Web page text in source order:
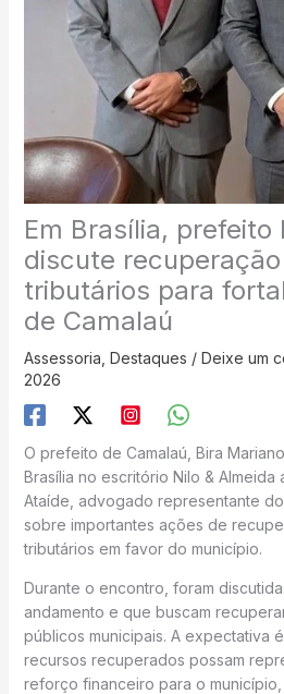
Em Brasília, prefeito
discute
tributários para
de Camalaú
Assessoria Destaques / Deixe um
2026
O prefeito de Camalaú, Bira
Brasília no escritório Nilo & Almeida
Ataíde, advogado representante
sobre importantes ações de
tributários em favor do município.
Durante o encontro, foram
andamento e que buscam
públicos municipais. A expectativa
recursos recuperados possam
reforço financeiro para o